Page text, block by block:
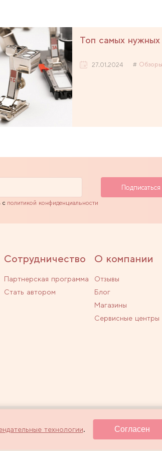
Топ самых нужных
27.01.2024 Обзоры
с политикой конфиденциальности
Сотрудничество
Партнерская программа
Стать автором
О компании
Отзывы
Блог
Магазины
Сервисные центры
Политика конфиденциальности
Используем рекомендательные технологии
Карта
технологии. Согласен